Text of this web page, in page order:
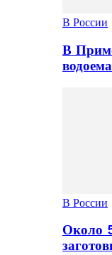
В России
В
В России
Около